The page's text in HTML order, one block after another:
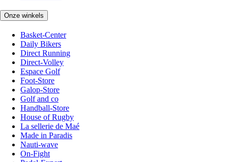
Onze winkels
Basket-Center
Daily Bikers
Direct Running
Direct-Volley
Espace Golf
Foot-Store
Galop-Store
Golf and co
Handball-Store
House of Rugby
La sellerie de Maé
Made in Paradis
Nauti-wave
On-Fight